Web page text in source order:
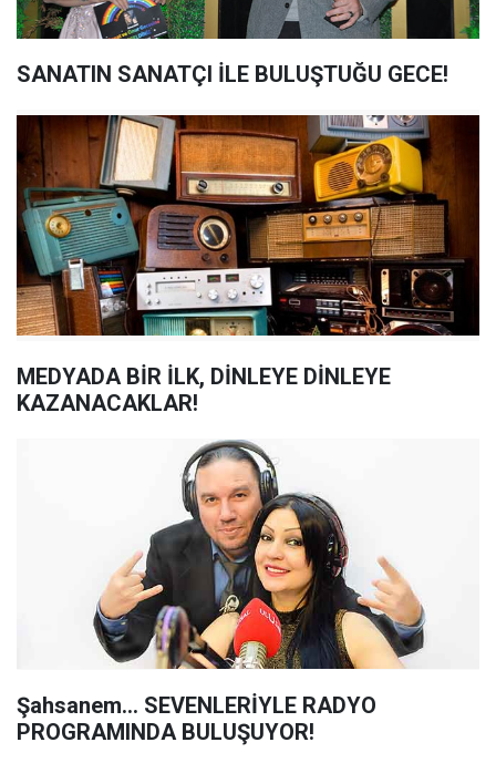
SANATIN SANATÇI İLE BULUŞTUĞU GECE!
MEDYADA BİR İLK, DİNLEYE DİNLEYE
KAZANACAKLAR!
Şahsanem... SEVENLERİYLE RADYO
PROGRAMINDA BULUŞUYOR!